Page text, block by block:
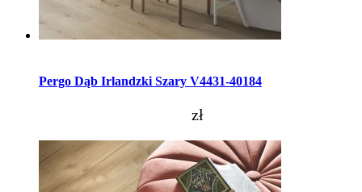
Pergo Dąb Irlandzki Szary V4431-40184
zł